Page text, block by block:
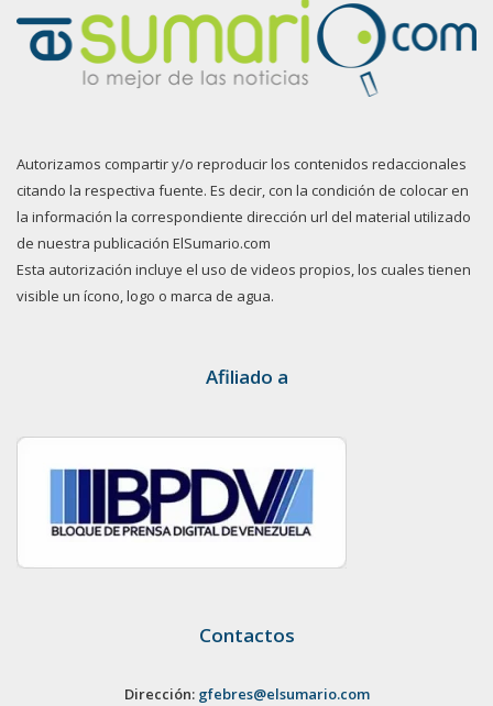
Autorizamos compartir y/o reproducir los contenidos redaccionales
citando la respectiva fuente. Es decir, con la condición de colocar en
la información la correspondiente dirección url del material utilizado
de nuestra publicación ElSumario.com
Esta autorización incluye el uso de videos propios, los cuales tienen
visible un ícono, logo o marca de agua.
Afiliado a
Contactos
Dirección: gfebres@elsumario.com